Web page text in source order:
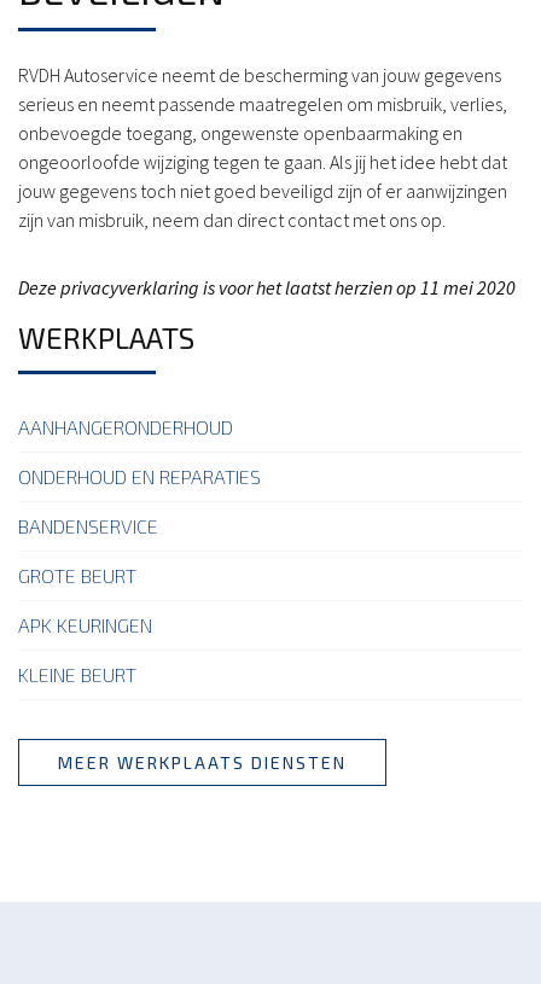
RVDH Autoservice neemt de bescherming van jouw gegevens
serieus en neemt passende maatregelen om misbruik, verlies,
onbevoegde toegang, ongewenste openbaarmaking en
ongeoorloofde wijziging tegen te gaan. Als jij het idee hebt dat
jouw gegevens toch niet goed beveiligd zijn of er aanwijzingen
zijn van misbruik, neem dan direct contact met ons op.
Deze privacyverklaring is voor het laatst herzien op 11 mei 2020
WERKPLAATS
AANHANGERONDERHOUD
ONDERHOUD EN REPARATIES
BANDENSERVICE
GROTE BEURT
APK KEURINGEN
KLEINE BEURT
MEER WERKPLAATS DIENSTEN